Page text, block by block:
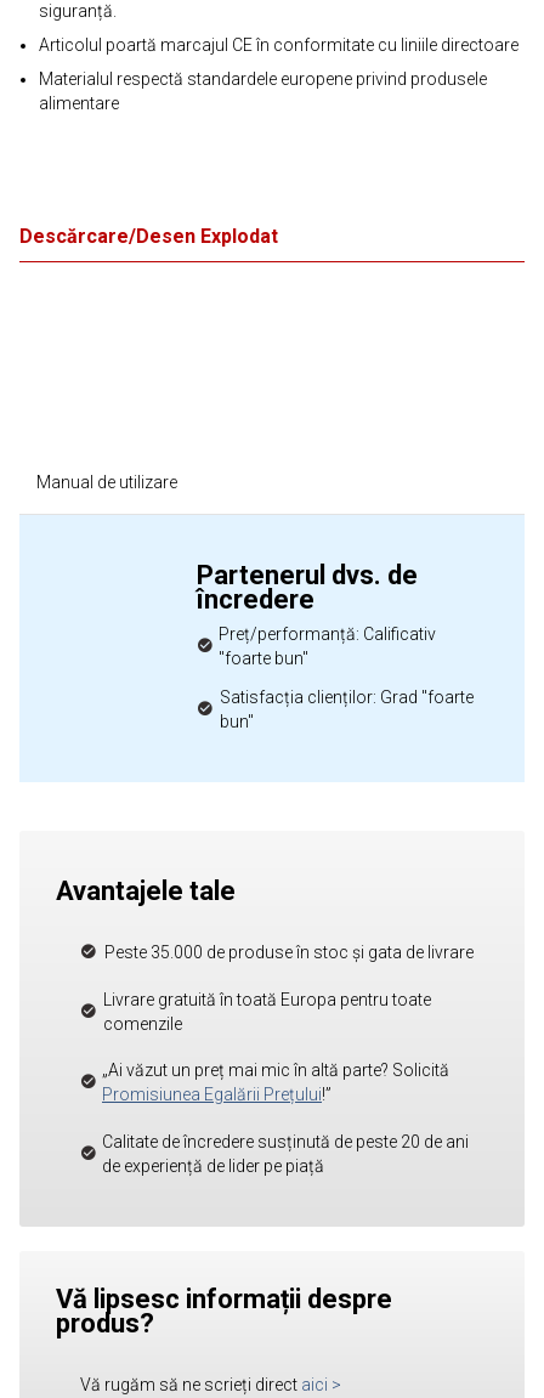
siguranță.
Articolul poartă marcajul CE în conformitate cu liniile directoare
Materialul respectă standardele europene privind produsele
alimentare
Descărcare/Desen Explodat
Manual de utilizare
Partenerul dvs. de
încredere
Preț/performanță: Calificativ
"foarte bun"
Satisfacția clienților: Grad "foarte
bun"
Avantajele tale
Peste 35.000 de produse în stoc și gata de livrare
Livrare gratuită în toată Europa pentru toate
comenzile
„Ai văzut un preț mai mic în altă parte? Solicită
Promisiunea Egalării Prețului!”
Calitate de încredere susținută de peste 20 de ani
de experiență de lider pe piață
Vă lipsesc informații despre
produs?
Vă rugăm să ne scrieți direct aici >